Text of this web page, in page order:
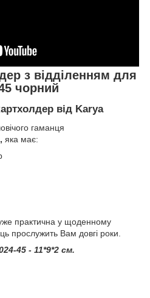
з відділенням для
чорний
від Karya
гаманця
яка має:
практична у щоденному
прослужить Вам довгі роки.
45 - 11*9*2 см.